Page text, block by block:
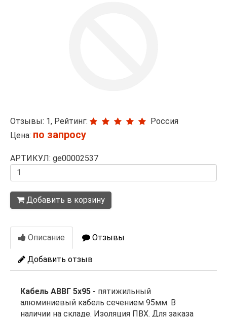
Отзывы: 1, Рейтинг:
Россия
Цена: по запросу
АРТИКУЛ: ge00002537
Количество
Добавить в корзину
Описание Отзывы
Добавить отзыв
Кабель АВВГ 5х95 - пятижильный
алюминиевый кабель сечением 95мм. В
наличии на складе. Изоляция ПВХ. Для заказа